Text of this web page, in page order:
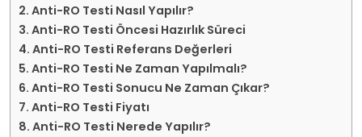
Anti-RO Testi Nasıl Yapılır?
Anti-RO Testi Öncesi Hazırlık Süreci
Anti-RO Testi Referans Değerleri
Anti-RO Testi Ne Zaman Yapılmalı?
Anti-RO Testi Sonucu Ne Zaman Çıkar?
Anti-RO Testi Fiyatı
Anti-RO Testi Nerede Yapılır?